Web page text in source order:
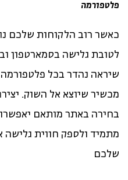
פלטפורמה
כאשר רוב הלקוחות שלכם
לטובת גלישה בסמארטפון
שיראה נהדר בכל פלטפורמה
מכשיר שיוצא אל השוק.
בחירה באתר מותאם
מתמיד ולספק חווית גלישה
שלכם